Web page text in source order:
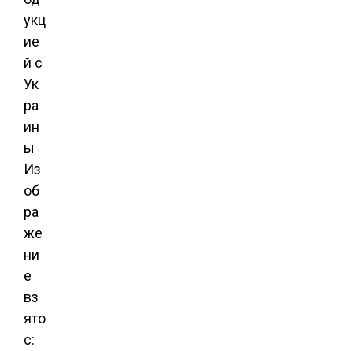
Из
об
ра
же
ни
е
вз
ято
с: